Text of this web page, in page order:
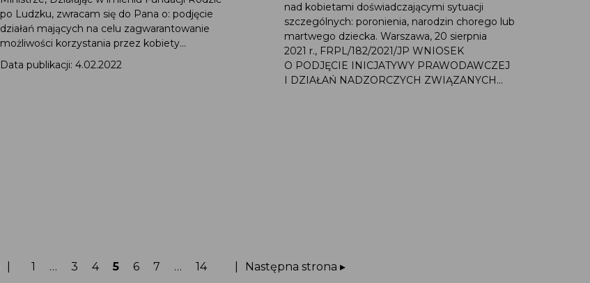
po Ludzku, zwracam się do Pana o: podjęcie
działań mających na celu zagwarantowanie
możliwości korzystania przez kobiety...
Data publikacji: 4.02.2022
nad kobietami doświadczającymi sytuacji
szczególnych: poronienia, narodzin chorego lub
martwego dziecka. Warszawa, 20 sierpnia
2021 r., FRPL/182/2021/JP WNIOSEK
O PODJĘCIE INICJATYWY PRAWODAWCZEJ
I DZIAŁAŃ NADZORCZYCH ZWIĄZANYCH...
Strona
1 … Strona
3 Strona
4 Strona
5 Strona
6 Strona
7 … Strona
14 Następna strona ▸